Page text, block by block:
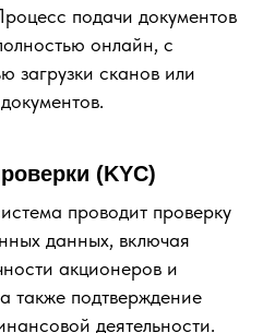
подачи документов
онлайн, с
загрузки сканов или
(KYC)
проводит проверку
данных, включая
акционеров и
также подтверждение
деятельности.